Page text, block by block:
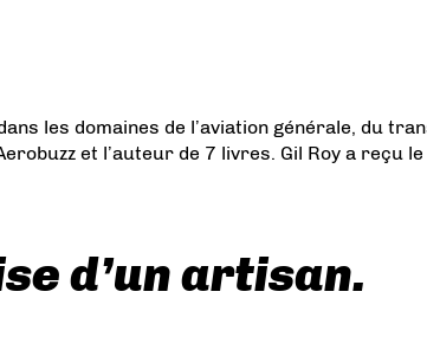
les domaines de l’aviation générale, du
et l’auteur de 7 livres. Gil Roy a reçu
d’un artisan.